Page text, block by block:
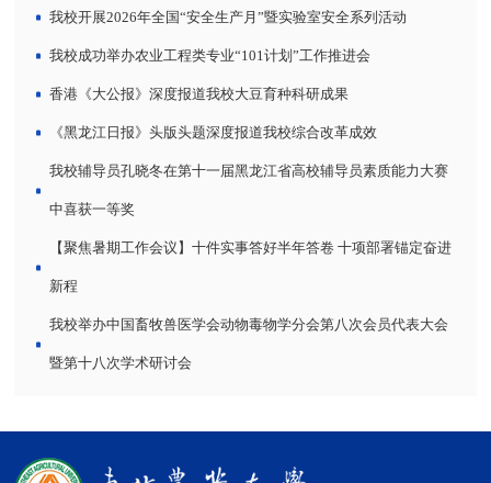
我校开展2026年全国“安全生产月”暨实验室安全系列活动
我校成功举办农业工程类专业“101计划”工作推进会
香港《大公报》深度报道我校大豆育种科研成果
《黑龙江日报》头版头题深度报道我校综合改革成效
我校辅导员孔晓冬在第十一届黑龙江省高校辅导员素质能力大赛
中喜获一等奖
【聚焦暑期工作会议】十件实事答好半年答卷 十项部署锚定奋进
新程
我校举办中国畜牧兽医学会动物毒物学分会第八次会员代表大会
暨第十八次学术研讨会